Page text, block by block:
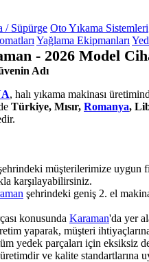
/ Süpürge Oto Yıkama Sistemleri
Yağlama Ekipmanları
- 2026 Model
Adı
, halı yıkama makinası
Türkiye, Mısır, Romanya,
müşterilerimize uygun
karşılayabilirsiniz.
şehrindeki geniş 2. el
konusunda Karaman'da yer
yaparak, müşteri
yedek parçaları için eksiksiz
ve kalite standartlarına